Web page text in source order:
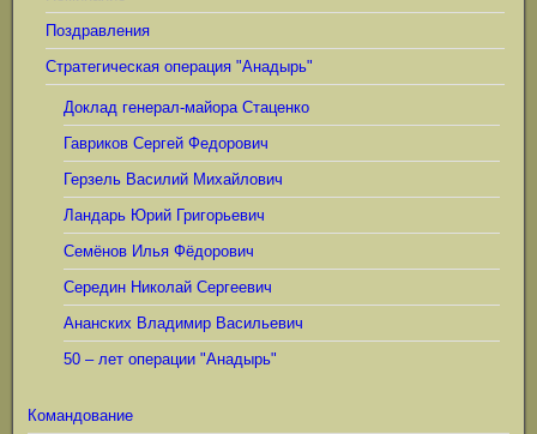
Поздравления
Стратегическая операция "Анадырь"
Доклад генерал-майора Стаценко
Гавриков Сергей Федорович
Герзель Василий Михайлович
Ландарь Юрий Григорьевич
Семёнов Илья Фёдорович
Середин Николай Сергеевич
Ананских Владимир Васильевич
50 – лет операции "Анадырь"
Командование